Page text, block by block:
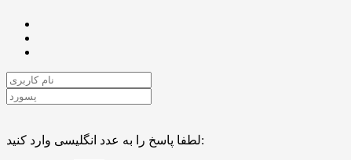
لطفا پاسخ را به عدد انگلیسی وارد کنید: